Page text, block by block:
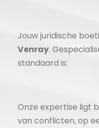
Jouw juridische
Venray.
standaard is:
Onze expertise ligt
van conflicten, op